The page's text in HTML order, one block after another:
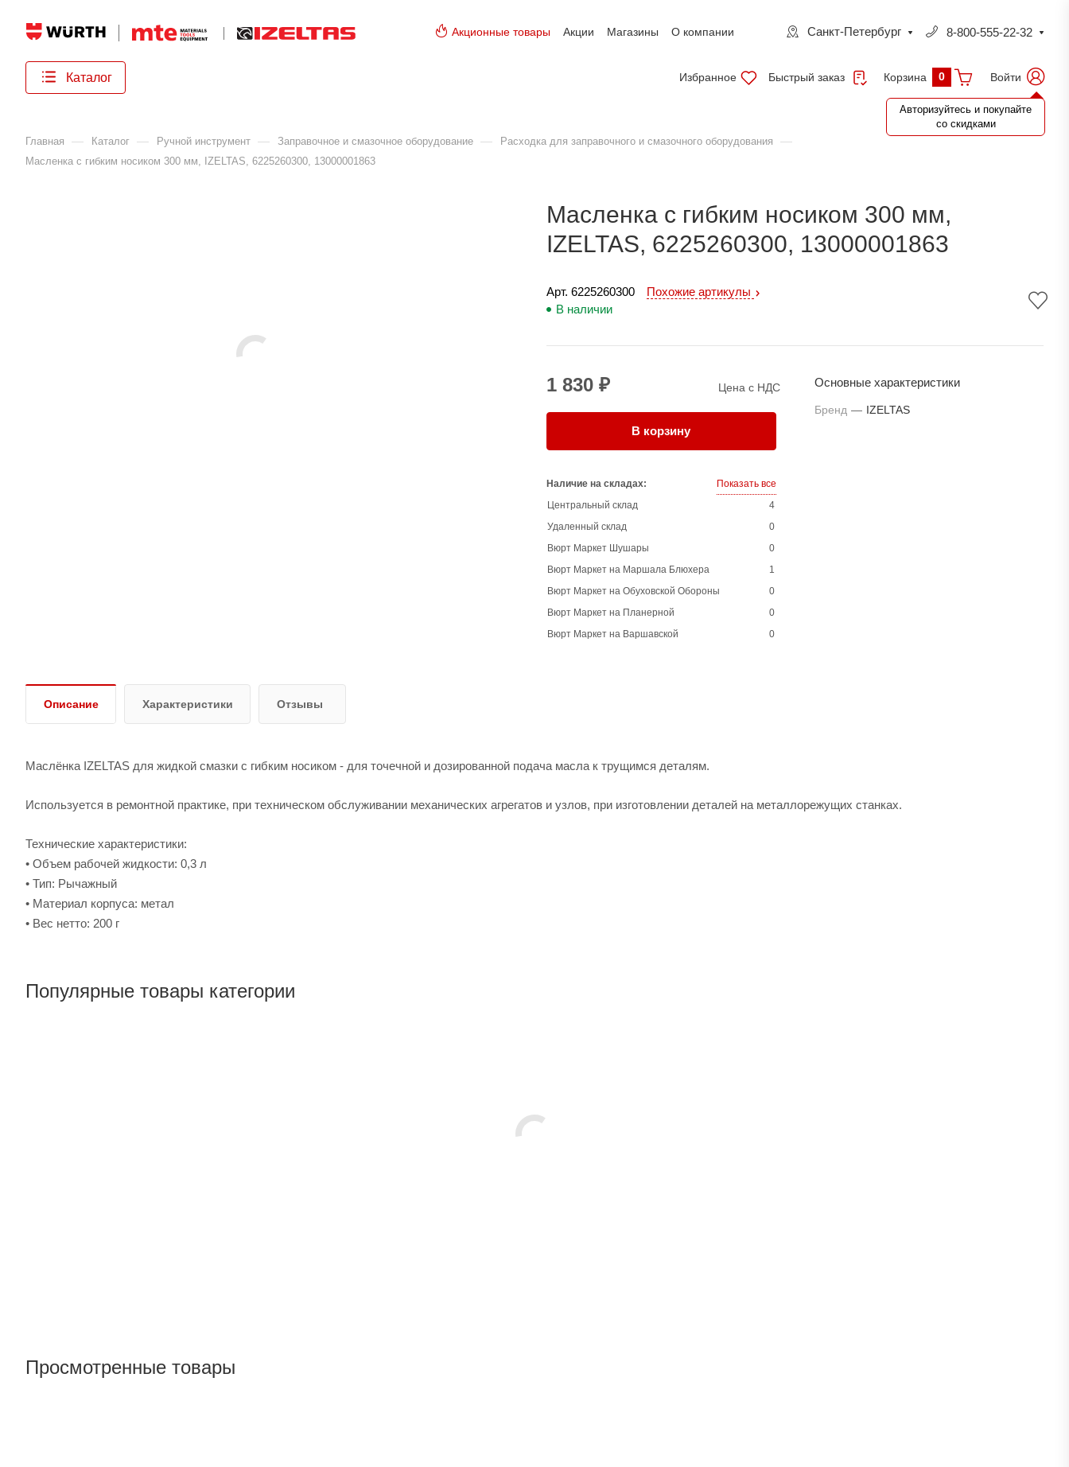
Акционные товары Акции Магазины О компании Санкт-Петербург 8-800-555-22-32
Каталог Избранное Быстрый заказ Корзина 0 Войти
Авторизуйтесь и покупайте
со скидками
Главная
— Каталог — Ручной инструмент — Заправочное и смазочное оборудование — Расходка для заправочного и смазочного оборудования —
Масленка с гибким носиком 300 мм, IZELTAS, 6225260300, 13000001863
Масленка с гибким носиком 300 мм,
IZELTAS, 6225260300, 13000001863
Арт. 6225260300
Похожие артикулы
В наличии
1 830 ₽ Цена с НДС
В корзину
Наличие на складах:
Показать все
Центральный склад
4
Удаленный склад
0
Вюрт Маркет Шушары
0
Вюрт Маркет на Маршала Блюхера
1
Вюрт Маркет на Обуховской Обороны
0
Вюрт Маркет на Планерной
0
Вюрт Маркет на Варшавской
0
Основные характеристики
Бренд — IZELTAS
Описание Характеристики Отзывы
Маслёнка IZELTAS для жидкой смазки с гибким носиком - для точечной и дозированной подача масла к трущимся деталям.
Используется в ремонтной практике, при техническом обслуживании механических агрегатов и узлов, при изготовлении деталей на металлорежущих станках.
Технические характеристики:
• Объем рабочей жидкости: 0,3 л
• Тип: Рычажный
• Материал корпуса: метал
• Вес нетто: 200 г
Популярные товары категории
Просмотренные товары